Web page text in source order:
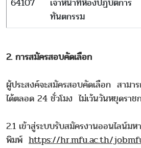
ทันตกรรม
2. การสมัครสอบคัดเลือก
ผู้ประสงค์จะสมัครสอบคัดเลือก สามา
ได้ตลอด 24 ชั่วโมง ไม่เว้นวันหยุดรา
2.1 เข้าสู่ระบบรับสมัครงานออนไลน์ม
พิมพ์ https://hr.mfu.ac.th/